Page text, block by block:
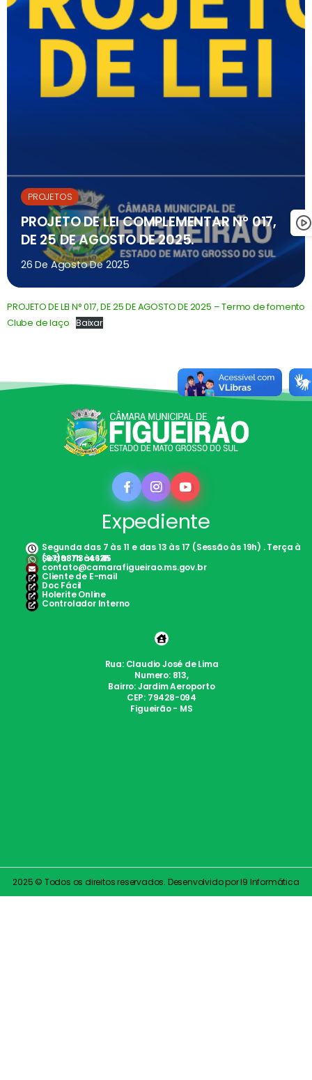
PROJETOS
PROJETO DE LEI COMPLEMENTAR N° 017,
DE 25 DE AGOSTO DE 2025.
26 De Agosto De 2025
PROJETO DE LEI N° 017, DE 25 DE AGOSTO DE 2025 – Termo de fomento
Clube de laço Baixar
Expediente
Segunda das 7 às 11 e das 13 às 17 (Sessão às 19h) . Terça à
Sexta: 7h às 12h
(67)98113-4645
contato@camarafigueirao.ms.gov.br
Cliente de E-mail
Doc Fácil
Holerite Online
Controlador Interno
Rua: Claudio José de Lima
Numero: 813,
Bairro: Jardim Aeroporto
CEP: 79428-094
Figueirão - MS
2025 © Todos os direitos reservados. Desenvolvido por I9 Informática